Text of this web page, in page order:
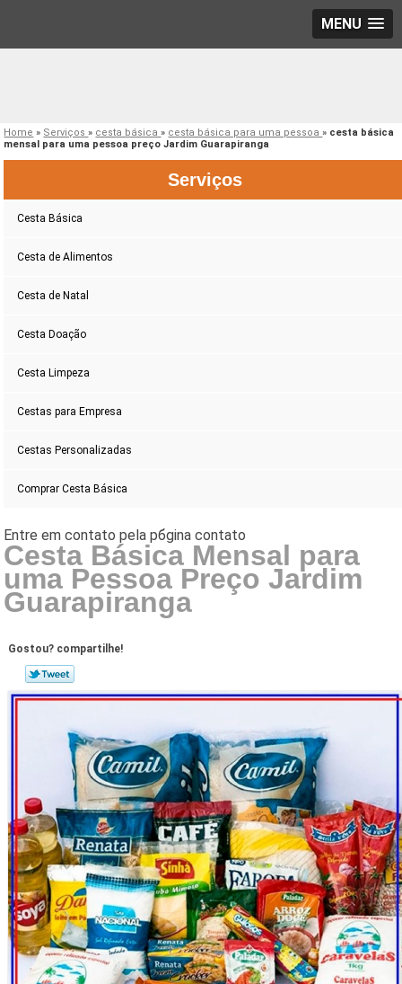
MENU
Home » Serviços» cesta básica» cesta básica para uma pessoa» cesta básica
mensal para uma pessoa preço Jardim Guarapiranga
Serviços
Cesta Básica
Cesta de Alimentos
Cesta de Natal
Cesta Doação
Cesta Limpeza
Cestas para Empresa
Cestas Personalizadas
Comprar Cesta Básica
Cesta Básica Mensal para
uma Pessoa Preço Jardim
Guarapiranga
Gostou? compartilhe!